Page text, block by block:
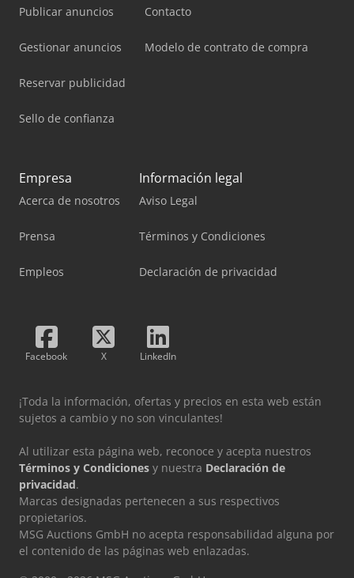
Publicar anuncios
Gestionar anuncios
Reservar publicidad
Sello de confianza
Contacto
Modelo de contrato de compra
Empresa
Acerca de nosotros
Prensa
Empleos
Información legal
Aviso Legal
Términos y Condiciones
Declaración de privacidad
Facebook X LinkedIn
¡Toda la información, ofertas y precios en esta web están
sujetos a cambio y no son vinculantes!
Al utilizar esta página web, reconoce y acepta nuestros
Términos y Condiciones y nuestra Declaración de
privacidad.
Marcas designadas pertenecen a sus respectivos
propietarios.
MSG Auctions GmbH no acepta responsabilidad alguna por
el contenido de las páginas web enlazadas.